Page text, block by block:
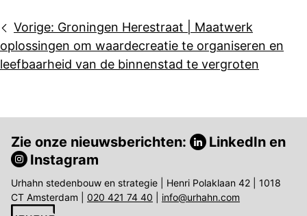
Bericht
navigatie
Vorige: Groningen Herestraat | Maatwerk
oplossingen om waardecreatie te organiseren en
leefbaarheid van de binnenstad te vergroten
Zie onze nieuwsberichten: LinkedIn en
Instagram
Urhahn stedenbouw en strategie | Henri Polaklaan 42 | 1018
CT Amsterdam | 020 421 74 40 info@urhahn.com